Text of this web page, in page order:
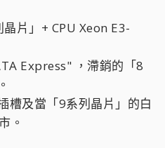
片」+ CPU Xeon E3-
Express" ，滯銷的「8
槽及當「9系列晶片」的白
。